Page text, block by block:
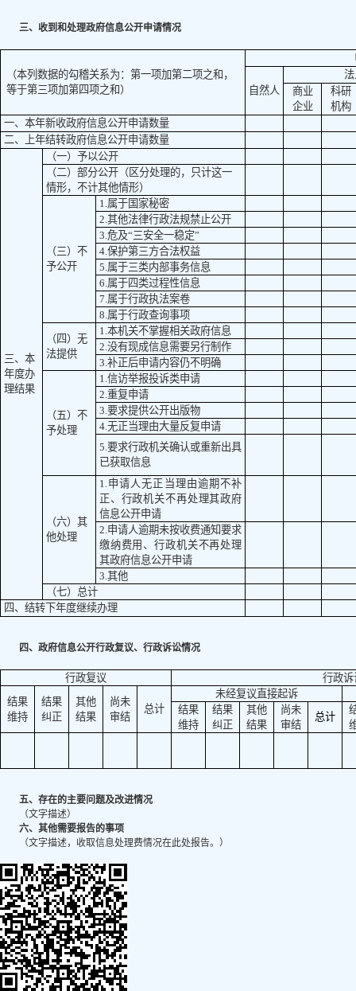
三、收到和处理政府信息公开申请情况
（本列数据的勾稽关系为：第一项加第二项之和，
等于第三项加第四项之和）
自然人
商业
企业
科研
机构
一、本年新收政府信息公开申请数量
二、上年结转政府信息公开申请数量
三、本
年度办
理结果
（一）予以公开
（二）部分公开（区分处理的，只计这一
情形，不计其他情形）
（三）不
予公开
1.属于国家秘密
2.其他法律行政法规禁止公开
3.危及“三安全一稳定”
4.保护第三方合法权益
5.属于三类内部事务信息
6.属于四类过程性信息
7.属于行政执法案卷
8.属于行政查询事项
（四）无
法提供
1.本机关不掌握相关政府信息
2.没有现成信息需要另行制作
3.补正后申请内容仍不明确
（五）不
予处理
1.信访举报投诉类申请
2.重复申请
3.要求提供公开出版物
4.无正当理由大量反复申请
5.要求行政机关确认或重新出具
已获取信息
（六）其
他处理
1.申请人无正当理由逾期不补
正、行政机关不再处理其政府
信息公开申请
2.申请人逾期未按收费通知要求
缴纳费用、行政机关不再处理
其政府信息公开申请
3.其他
（七）总计
四、结转下年度继续办理
四、政府信息公开行政复议、行政诉讼情况
行政复议
行政诉
结果
维持
结果
纠正
其他
结果
尚未
审结
总计
未经复议直接起诉
结果
维持
结果
纠正
其他
结果
尚未
审结
总计
五、存在的主要问题及改进情况
（文字描述）
六、其他需要报告的事项
（文字描述，收取信息处理费情况在此处报告。）